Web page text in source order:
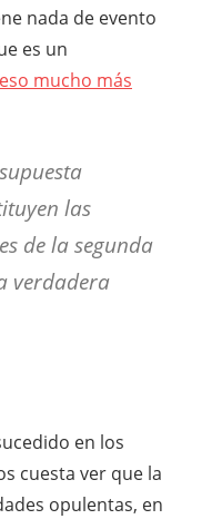
nada de evento
es un
mucho más
las
de la segunda
verdadera
en los
cuesta ver que la
opulentas, en